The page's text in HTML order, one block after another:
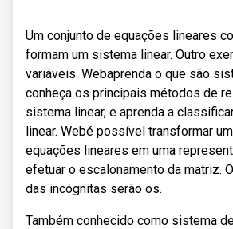
Um conjunto de equações lineares
formam um sistema linear. Outro
variáveis. Webaprenda o que são
conheça os principais métodos de
sistema linear, e aprenda a
linear. Webé possível transformar
equações lineares em uma
efetuar o escalonamento da matriz.
das incógnitas serão os.
Também conhecido como sistema